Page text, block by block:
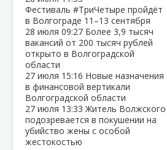
Фестиваль #ТриЧетыре пройдёт
в Волгограде 11–13 сентября
28 июля 09:27 Более 3,9 тысяч
вакансий от 200 тысяч рублей
открыто в Волгоградской
области
27 июля 15:16 Новые назначения
в финансовой вертикали
Волгоградской области
27 июля 13:33Житель Волжского
подозревается в покушении на
убийство жены с особой
жестокостью